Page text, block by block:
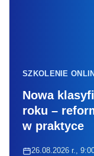
SZKOLENIE
Nowa
roku –
w praktyce
26.08.2026 r.,